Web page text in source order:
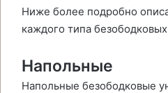
Ниже более подробно
каждого типа безободковых
Напольные
Напольные безободковые